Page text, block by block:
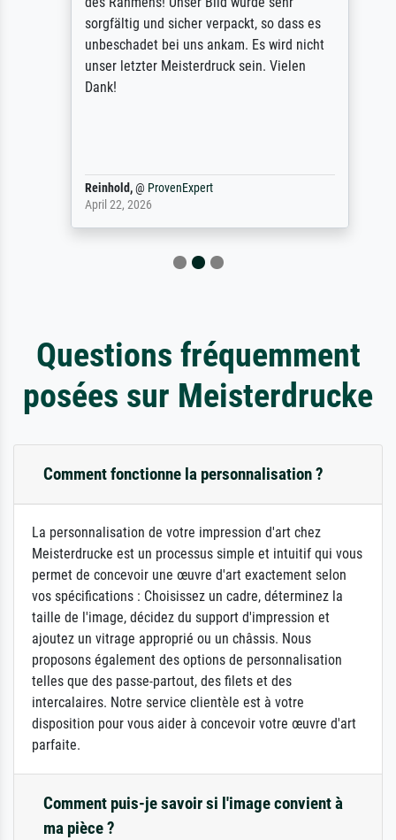
sorgfältig und sicher verpackt, so dass es
unbeschadet bei uns ankam. Es wird nicht
unser letzter Meisterdruck sein. Vielen
Dank!
Reinhold, @ProvenExpert
April 22, 2026
Questions fréquemment
posées sur Meisterdrucke
Comment fonctionne la personnalisation ?
La personnalisation de votre impression d'art chez
Meisterdrucke est un processus simple et intuitif qui vous
permet de concevoir une œuvre d'art exactement selon
vos spécifications : Choisissez un cadre, déterminez la
taille de l'image, décidez du support d'impression et
ajoutez un vitrage approprié ou un châssis. Nous
proposons également des options de personnalisation
telles que des passe-partout, des filets et des
intercalaires. Notre service clientèle est à votre
disposition pour vous aider à concevoir votre œuvre d'art
parfaite.
Comment puis-je savoir si l'image convient à
ma pièce ?